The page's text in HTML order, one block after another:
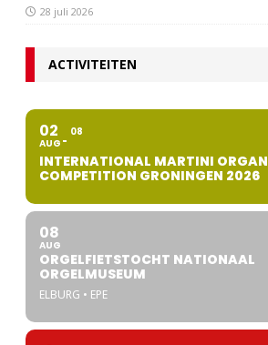
28 juli 2026
ACTIVITEITEN
02
AUG
08
INTERNATIONAL MARTINI ORGAN
COMPETITION GRONINGEN 2026
08
AUG
ORGELFIETSTOCHT NATIONAAL
ORGELMUSEUM
ELBURG • EPE